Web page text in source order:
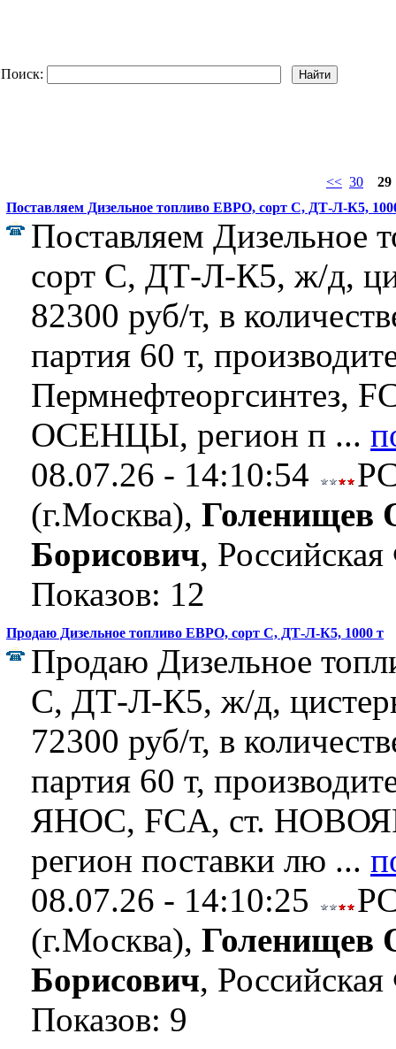
Поиск:
<< 30
29
Поставляем Дизельное топливо ЕВРО, сорт C, ДТ-Л-К5,
Поставляем Дизельное
сорт C, ДТ-Л-К5, ж/д,
82300 руб/т, в
партия 60 т,
Пермнефтеоргсинтез,
ОСЕНЦЫ, регион п ...
08.07.26 - 14:10:54
(г.Москва), Голенищев
Борисович,
Показов: 12
Продаю Дизельное топливо ЕВРО, сорт C, ДТ-Л-К5, 1000 т
Продаю Дизельное
C, ДТ-Л-К5, ж/д,
72300 руб/т, в
партия 60 т,
ЯНОС, FCA, ст.
регион поставки лю ...
08.07.26 - 14:10:25
(г.Москва), Голенищев
Борисович,
Показов: 9